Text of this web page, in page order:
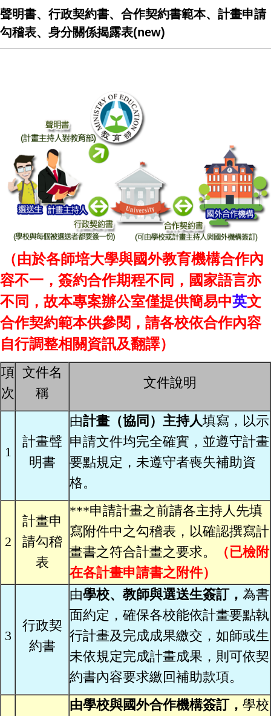
聲明書、行政契約書、合作契約書範本、計畫申請
勾稽表、身分關係揭露表(new)
（由於各師培大學與國外教育機構合作內
容不一，簽約合作期程不同，國家語言亦
不同，故本專案辦公室僅提供簡易中英文
合作契約範本供參閱，請各校依合作內容
自行調整相關資訊及翻譯）
項
次
文件名
稱
文件說明
1
計畫聲
明書
由計畫（協同）主持人填寫，以示
申請文件均完全確實，並遵守計畫
要點規定，未遵守者喪失補助資
格。
2
計畫申
請勾稽
表
***申請計畫之前請各主持人先填
寫附件中之勾稽表，以確認撰寫計
畫書之符合計畫之要求。
（已檢附
在各計畫申請書之附件）
3
行政契
約書
由學校、教師與選送生簽訂， 為書
面約定，確保各校能依計畫要點執
行計畫及完成成果繳交，如師或生
未依規定完成計畫成果，則可依契
約書內容要求繳回補助款項。
由學校與國外合作機構簽訂， 學校